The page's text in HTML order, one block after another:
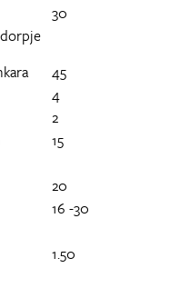
30
45
4
2
15
20
16 -30
1.50